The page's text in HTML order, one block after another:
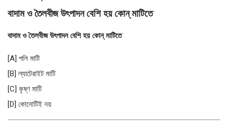
BanglaQuiz
Latest
বাদাম ও তৈলবীজ উৎপাদন বেশি হয় কোন্ মাটিতে
বাদাম ও তৈলবীজ উৎপাদন বেশি হয় কোন্ মাটিতে
[A] পলি মাটি
[B] ল্যাটেরাইট মাটি
[C] কৃষ্ণ মাটি
[D] কোনােটিই নয়